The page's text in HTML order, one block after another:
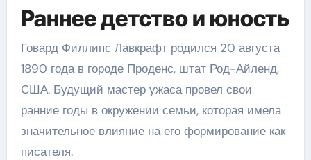
Раннее детство и юность
Говард Филлипс Лавкрафт родился 20 августа
1890 года в городе Проденс, штат Род-Айленд,
США. Будущий мастер ужаса провел свои
ранние годы в окружении семьи, которая имела
значительное влияние на его формирование как
писателя.